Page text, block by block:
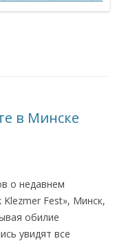
в Минске
о недавнем
Klezmer Fest», Минск,
обилие
увидят все